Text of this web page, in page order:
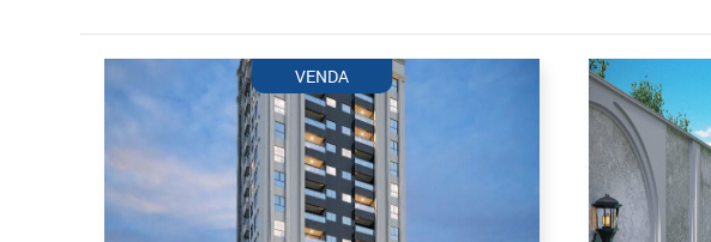
VENDA